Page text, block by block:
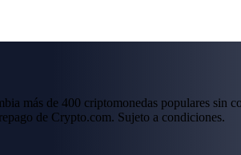
más de 400 criptomonedas populares
de Crypto.com. Sujeto a condiciones.